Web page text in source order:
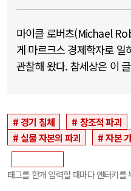
마이클 로버츠(Michael
게 마르크스 경제학자로 일
관찰해 왔다. 참세상은 이
경기 침체 창조적 파괴
실물 자본의 파괴
자본
태그를 한개 입력할 때마다 엔터키를